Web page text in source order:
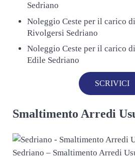
Sedriano
Noleggio Ceste per il carico
Rivolgersi Sedriano
Noleggio Ceste per il carico
Edile Sedriano
SCRIVICI
Smaltimento Arredi
Sedriano – Smaltimento Arredi